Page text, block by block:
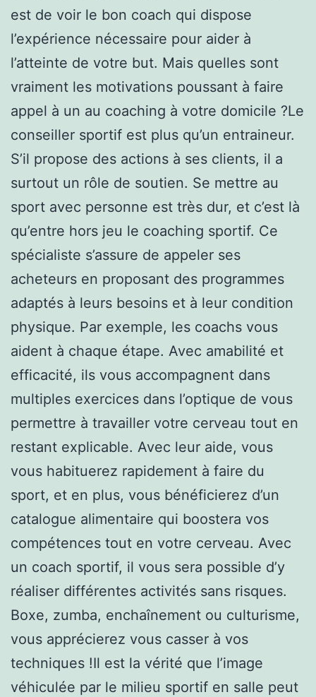
est de voir le bon coach qui dispose
l’expérience nécessaire pour aider à
l’atteinte de votre but. Mais quelles sont
vraiment les motivations poussant à faire
appel à un au coaching à votre domicile ?Le
conseiller sportif est plus qu’un entraineur.
S’il propose des actions à ses clients, il a
surtout un rôle de soutien. Se mettre au
sport avec personne est très dur, et c’est là
qu’entre hors jeu le coaching sportif. Ce
spécialiste s’assure de appeler ses
acheteurs en proposant des programmes
adaptés à leurs besoins et à leur condition
physique. Par exemple, les coachs vous
aident à chaque étape. Avec amabilité et
efficacité, ils vous accompagnent dans
multiples exercices dans l’optique de vous
permettre à travailler votre cerveau tout en
restant explicable. Avec leur aide, vous
vous habituerez rapidement à faire du
sport, et en plus, vous bénéficierez d’un
catalogue alimentaire qui boostera vos
compétences tout en votre cerveau. Avec
un coach sportif, il vous sera possible d’y
réaliser différentes activités sans risques.
Boxe, zumba, enchaînement ou culturisme,
vous apprécierez vous casser à vos
techniques !Il est la vérité que l’image
véhiculée par le milieu sportif en salle peut